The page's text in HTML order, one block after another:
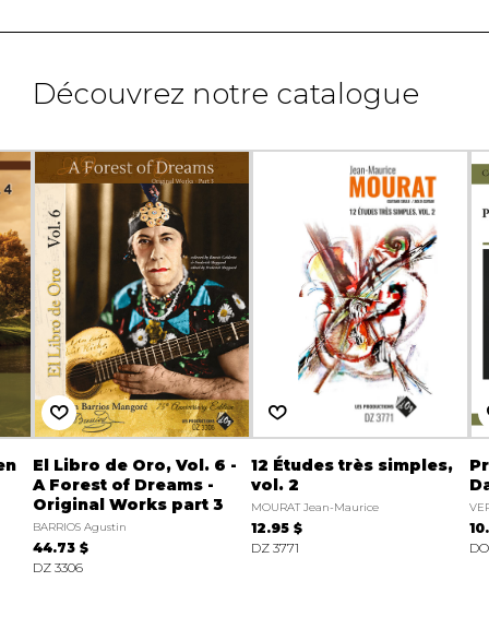
Découvrez notre catalogue
El Libro de Oro, Vol. 6 -
A Forest of Dreams -
Original Works part 3
BARRIOS Agustin
44.73 $
DZ 3306
12 Études très simples,
vol. 2
MOURAT Jean-Maurice
12.95 $
DZ 3771